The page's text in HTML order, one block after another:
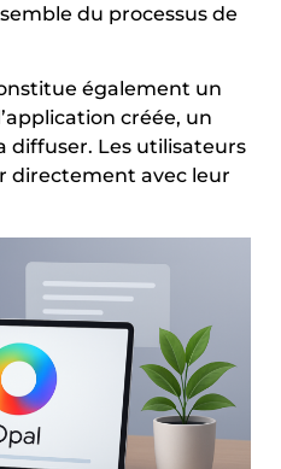
du processus de
également un
créée, un
diffuser. Les utilisateurs
directement avec leur